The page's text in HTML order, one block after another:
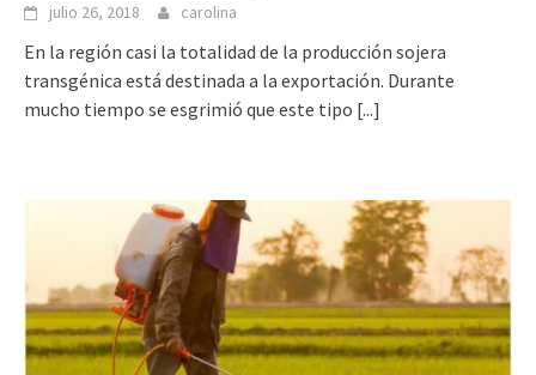
julio 26, 2018 carolina
En la región casi la totalidad de la producción sojera
transgénica está destinada a la exportación. Durante
mucho tiempo se esgrimió que este tipo [...]